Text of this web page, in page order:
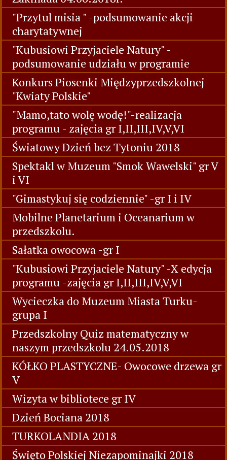
Święto Rodziny "Z Rodziną po zdrowie"-
Ruch to ważna sprawa-Kubuś dzieciom
podpowiada" 05.06.2018r.
Święto Rodziny "Z Rodziną po zdrowie" -
Żakinada 04.06.2018r.
"Przytul misia " -podsumowanie akcji
charytatywnej
"Kubusiowi Przyjaciele Natury" -
podsumowanie udziału w programie
Konkurs Piosenki Międzyprzedszkolnej
"Kwiaty Polskie"
"Mamo,tato wolę wodę!"-realizacja
programu - zajęcia gr I,II,III,IV,V,VI
Światowy Dzień bez Tytoniu 2018
Spektakl w Muzeum "Smok Wawelski" gr V
i VI
"Gimastykuj się codziennie" -gr I i IV
Mobilne Planetarium i Oceanarium w
przedszkolu.
Sałatka owocowa -gr I
"Kubusiowi Przyjaciele Natury" -X edycja
programu -zajęcia gr I,II,III,IV,V,VI
Wycieczka do Muzeum Miasta Turku-
grupa I
Przedszkolny Quiz matematyczny w
naszym przedszkolu 24.05.2018
KÓŁKO PLASTYCZNE- Owocowe drzewa gr
V